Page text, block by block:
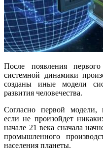
После появления
системной динамики
созданы иные модели
развития человечества.
Согласно первой модели,
если не произойдет
начале 21 века сначала
промышленного
населения планеты.